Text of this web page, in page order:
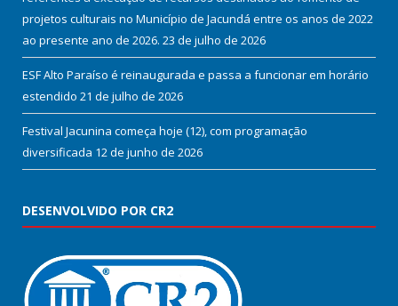
projetos culturais no Município de Jacundá entre os anos de 2022
ao presente ano de 2026. 23 de julho de 2026
ESF Alto Paraíso é reinaugurada e passa a funcionar em horário
estendido 21 de julho de 2026
Festival Jacunina começa hoje (12), com programação
diversificada 12 de junho de 2026
DESENVOLVIDO POR CR2